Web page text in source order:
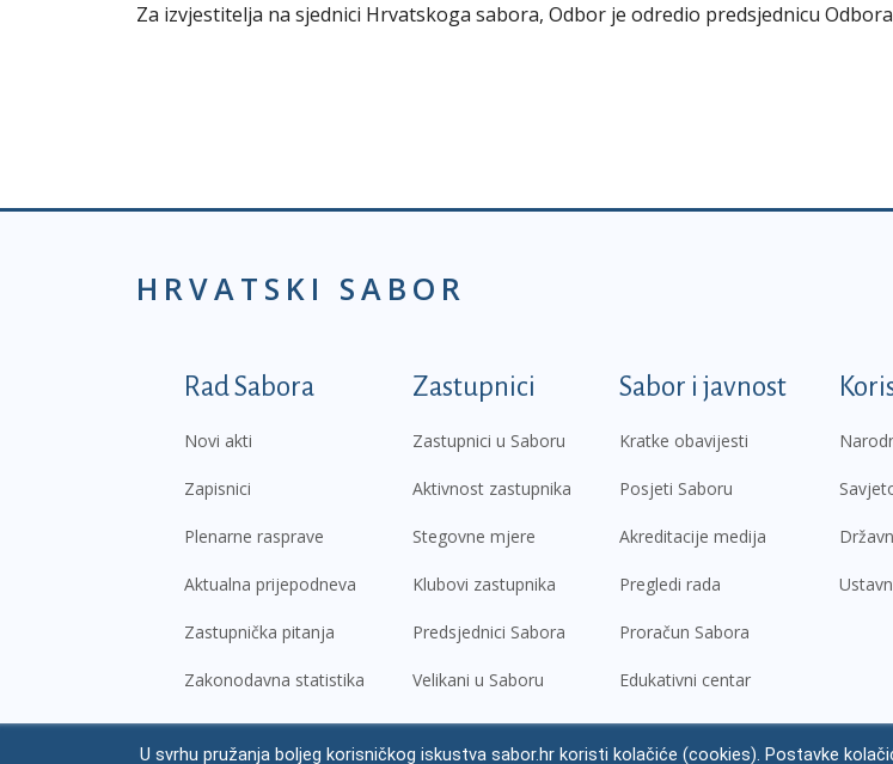
Za izvjestitelja na sjednici Hrvatskoga sabora, Odbor je odredio predsjednicu
HRVATSKI SABOR
Podnožje prvi izbornik
Rad Sabora
Novi akti
Zapisnici
Plenarne rasprave
Aktualna prijepodneva
Zastupnička pitanja
Zakonodavna statistika
Zastupnici
Zastupnici u Saboru
Aktivnost zastupnika
Stegovne mjere
Klubovi zastupnika
Predsjednici Sabora
Velikani u Saboru
Sabor i javnost
Kratke obavijesti
Posjeti Saboru
Akreditacije medija
Pregledi rada
Proračun Sabora
Edukativni centar
U svrhu pružanja boljeg korisničkog iskustva sabor.hr koristi kolačiće (cookies). Postavke